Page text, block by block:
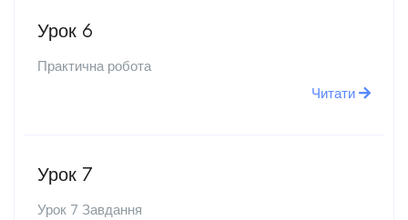
Урок 6
Практична робота
Читати
Урок 7
Урок 7 Завдання